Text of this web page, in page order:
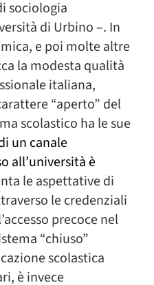
sociologia
di Urbino –. In
e poi molte altre
la modesta qualità
italiana,
“aperto” del
scolastico ha le sue
un canale
all’università è
le aspettative di
le credenziali
precoce nel
“chiuso”
scolastica
è invece